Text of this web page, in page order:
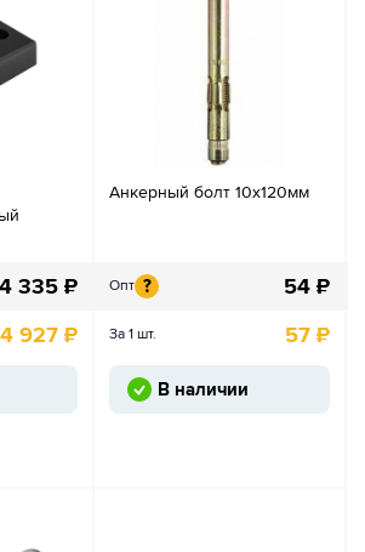
4 335 ₽
4 927 ₽
Анкерный болт 10х120мм
Опт ? 54 ₽
За 1 шт. 57 ₽
В наличии